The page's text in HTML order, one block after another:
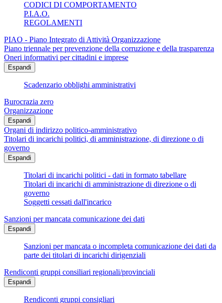
CODICI DI COMPORTAMENTO
P.I.A.O.
REGOLAMENTI
PIAO - Piano Integrato di Attività Organizzazione
Piano triennale per prevenzione della corruzione e della trasparenza
Oneri informativi per cittadini e imprese
Espandi
Scadenzario obblighi amministrativi
Burocrazia zero
Organizzazione
Espandi
Organi di indirizzo politico-amministrativo
Titolari di incarichi politici, di amministrazione, di direzione o di
governo
Espandi
Titolari di incarichi politici - dati in formato tabellare
Titolari di incarichi di amministrazione di direzione o di
governo
Soggetti cessati dall'incarico
Sanzioni per mancata comunicazione dei dati
Espandi
Sanzioni per mancata o incompleta comunicazione dei dati da
parte dei titolari di incarichi dirigenziali
Rendiconti gruppi consiliari regionali/provinciali
Espandi
Rendiconti gruppi consigliari